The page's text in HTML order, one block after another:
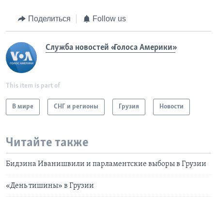
Поделиться Follow us
Служба новостей «Голоса Америки»
This item is part of
В мире СНГ и регионы Грузия Новости
Читайте также
Бидзина Иванишвили и парламентские выборы в Грузии
«День тишины» в Грузии